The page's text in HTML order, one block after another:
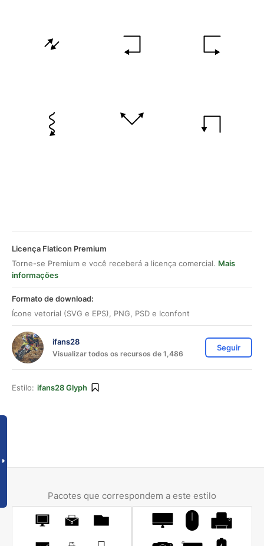
Licença Flaticon Premium
Torne-se Premium e você receberá a licença comercial. Mais
informações
Formato de download:
Ícone vetorial (SVG e EPS), PNG, PSD e Iconfont
ifans28
Visualizar todos os recursos de 1,486
Seguir
Estilo: ifans28 Glyph
Pacotes que correspondem a este estilo